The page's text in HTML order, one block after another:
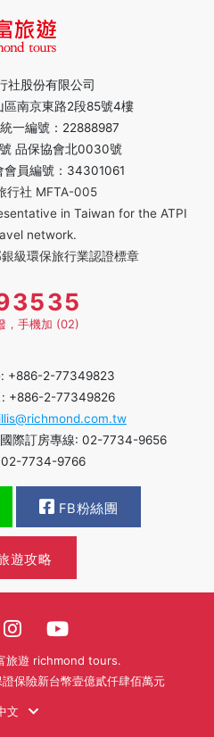
社股份有限公司
區南京東路2段85號4樓
一編號：22888987
品保協會北0030號
會員編號：34301061
行社 MFTA-005
in Taiwan for the ATPI
network.
級環保旅行業認證標章
，手機加 (02)
+886-2-77349823
: +886-2-77349826
際訂房專線: 02-7734-9656
02-7734-9766
FB粉絲團
遊攻略
旅遊 richmond tours.
保險新台幣壹億貳仟肆佰萬元
文